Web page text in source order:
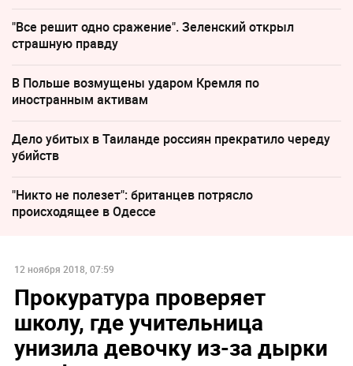
"Все решит одно сражение". Зеленский открыл
страшную правду
В Польше возмущены ударом Кремля по
иностранным активам
Дело убитых в Таиланде россиян прекратило череду
убийств
"Никто не полезет": британцев потрясло
происходящее в Одессе
12 ноября 2018, 07:59
Прокуратура проверяет
школу, где учительница
унизила девочку из-за дырки